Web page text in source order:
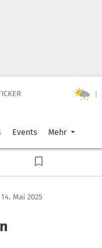
|
Events Mehr
Mai 2025